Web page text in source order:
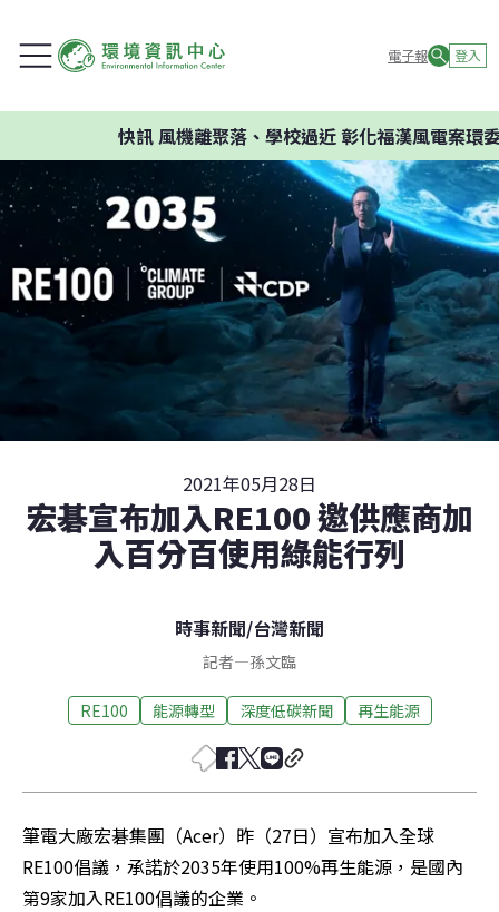
電子報 登入
風機離聚落、學校過近 彰化福漢風電案環委建議
2021年05月28日
宏碁宣布加入RE100 邀供應商加
入百分百使用綠能行列
時事新聞/台灣新聞
記者—孫文臨
RE100 能源轉型 深度低碳新聞 再生能源
筆電大廠宏碁集團（Acer）昨（27日）宣布加入全球
RE100倡議，承諾於2035年使用100%再生能源，是國內
第9家加入RE100倡議的企業。